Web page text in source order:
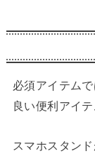
必須アイテム
良い便利アイテ
スマホスタン